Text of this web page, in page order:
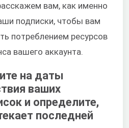
вам, как именно
подписки, чтобы вам
потреблением ресурсов
вашего аккаунта.
на даты
ваших
и определите,
последней